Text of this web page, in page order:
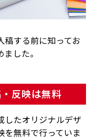
稿する前に知ってお
した。
反映は無料
したオリジナルデザ
を無料で行っていま